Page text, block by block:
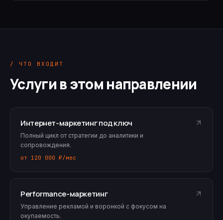
/ ЧТО ВХОДИТ
Услуги в этом направлении
Интернет-маркетинг под ключ
Полный цикл от стратегии до аналитики и
сопровождения.
от 120 000 ₽/мес
Performance-маркетинг
Управление рекламой и воронкой с фокусом на
окупаемость.